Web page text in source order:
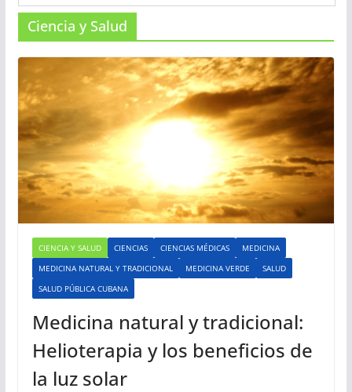
Ciencia y Salud
CIENCIA Y SALUD CIENCIAS CIENCIAS MÉDICAS
MEDICINA
MEDICINA NATURAL Y TRADICIONAL
MEDICINA VERDE
SALUD
SALUD PÚBLICA CUBANA
Medicina natural y tradicional:
Helioterapia y los beneficios de
la luz solar